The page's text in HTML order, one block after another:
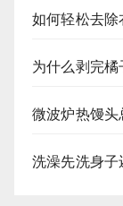
如何轻松去除
为什么剥完
微波炉热馒头
洗澡先洗身子